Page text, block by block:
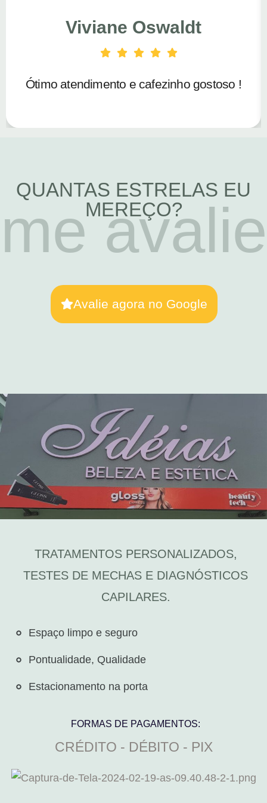
Viviane Oswaldt
Ótimo atendimento e cafezinho gostoso !
QUANTAS ESTRELAS EU
MEREÇO?
me avalie
Avalie agora no Google
TRATAMENTOS PERSONALIZADOS,
TESTES DE MECHAS E DIAGNÓSTICOS
CAPILARES.
Espaço limpo e seguro​
Pontualidade, Qualidade
Estacionamento na porta
FORMAS DE PAGAMENTOS:
CRÉDITO - DÉBITO - PIX